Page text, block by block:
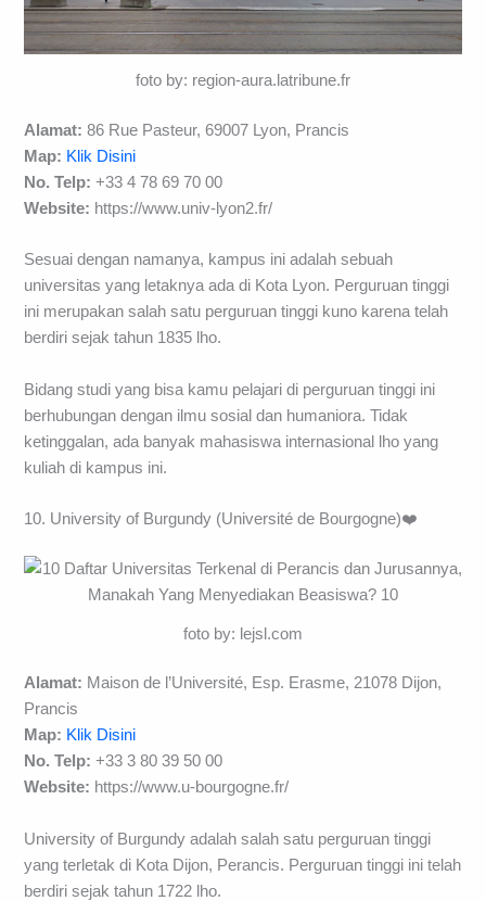
foto by: region-aura.latribune.fr
Alamat:86 Rue Pasteur, 69007 Lyon, Prancis
Map: Klik Disini
No. Telp:+33 4 78 69 70 00
Website: https://www.univ-lyon2.fr/
Sesuai dengan namanya, kampus ini adalah sebuah
universitas yang letaknya ada di Kota Lyon. Perguruan tinggi
ini merupakan salah satu perguruan tinggi kuno karena telah
berdiri sejak tahun 1835 lho.
Bidang studi yang bisa kamu pelajari di perguruan tinggi ini
berhubungan dengan ilmu sosial dan humaniora. Tidak
ketinggalan, ada banyak mahasiswa internasional lho yang
kuliah di kampus ini.
10. University of Burgundy (Université de Bourgogne)❤️
foto by: lejsl.com
Alamat: Maison de l’Université, Esp. Erasme, 21078 Dijon,
Prancis
Map: Klik Disini
No. Telp:+33 3 80 39 50 00
Website: https://www.u-bourgogne.fr/
University of Burgundy adalah salah satu perguruan tinggi
yang terletak di Kota Dijon, Perancis. Perguruan tinggi ini telah
berdiri sejak tahun 1722 lho.